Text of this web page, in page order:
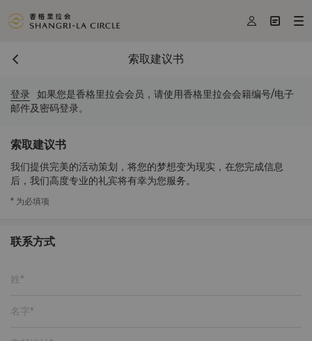
  
索取建议书
登录 如果您是香格里拉会会员，请使用香格里拉会会籍编号/电子
邮件及密码登录。
索取建议书
我们提供完美的活动策划，将您的梦想变为现实，在您完成信息
后，我们高度专业的礼宾将有幸为您服务。
* 为必填项
联系方式